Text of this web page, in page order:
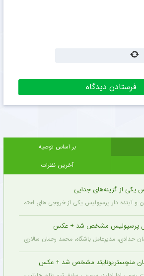
بر اساس توصیه
آخرین نظرات
یکی از گزینه‌های جدایی
و آینده دار پرسپولیس یکی از خروجی های احتمالی
پرسپولیس مشخص شد + عکس
حدادی، مدیرعامل باشگاه، محمد رحمان سالاری به
منچستریونایتد مشخص شد + عکس